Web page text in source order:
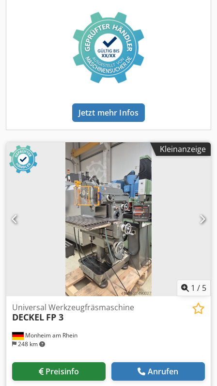
Jetzt mehr Infos
Kleinanzeige
1 / 5
Monheim am Rhein
248 km
Universal Werkzeugfräsmaschine
DECKEL FP 3
Preisinfo Anrufen